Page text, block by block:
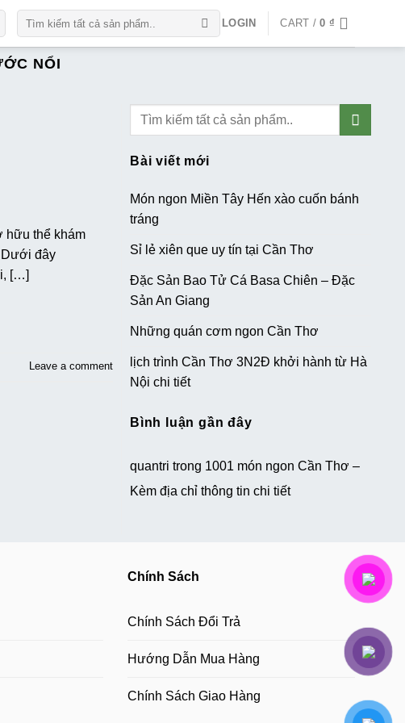
LOGIN CART /0 ₫
NỔI
hữu thể khám
Dưới đây
[…]
Leave a comment
Bài viết mới
Món ngon Miền Tây Hến xào cuốn bánh
tráng
Sỉ lẻ xiên que uy tín tại Cần Thơ
Đặc Sản Bao Tử Cá Basa Chiên – Đặc
Sản An Giang
Những quán cơm ngon Cần Thơ
lịch trình Cần Thơ 3N2Đ khởi hành từ Hà
Nội chi tiết
Bình luận gần đây
quantri trong 1001 món ngon Cần Thơ –
Kèm địa chỉ thông tin chi tiết
Chính Sách
Chính Sách Đổi Trả
Hướng Dẫn Mua Hàng
Chính Sách Giao Hàng